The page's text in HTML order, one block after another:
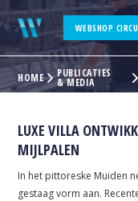
WEBSHOP
HOME PUBLICATIES
& MEDIA
LUXE VILLA
MIJLPALEN
In het pittoreske Muiden
gestaag vorm aan.